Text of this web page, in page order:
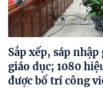
Sắp xếp, sáp
giáo dục; 1080
được bố trí công